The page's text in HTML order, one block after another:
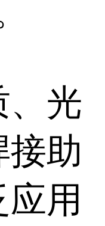
、光
助
用